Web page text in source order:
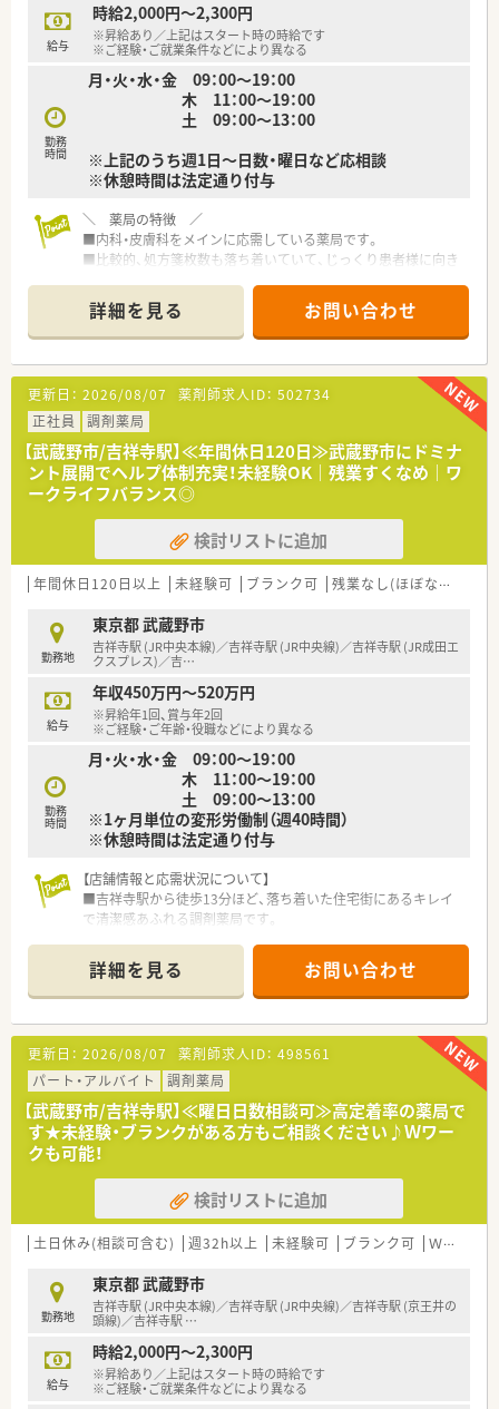
【こんな方にオススメ】
■高度な薬学知識を身につけたい方や、多くの症例を経験して薬
剤師としてのキャリアを磨きたい方に最適です。
■残業を抑えつつも高年収を目指したい方にとって、年間休日
120日という好条件は非常に魅力的な環境です。
■ノルマに追われることなく、患者様一人ひとりと丁寧に向き合
給与
時給2,000円～2,300円
※昇給あり／上記はスタート時の時給です
※ご経験・ご就業条件などにより異なる
勤務
時間
月・火・水・金 09：00～19：00
木 11：00～19：00
土 09：00～13：00
※上記のうち週1日～日数・曜日など応相談
※休憩時間は法定通り付与
＼ 薬局の特徴 ／
■内科・皮膚科をメインに応需している薬局です。
■比較的、処方箋枚数も落ち着いていて、じっくり患者様に向き
＼ 企業の特徴 ／
■東京都武蔵野市の人気エリアを中心に、11店舗の調剤薬局を
ドミナント展開しています。
■店内も明るくキレイな薬局です。
■社員の平均勤続年数は15年以上！
安定して長く仕事を続けられる薬局です。
■認知症カフェや地域活動も積極的に実施されています。
■従業員の男女比は3:7
■ドミナント展開をしているためヘルプ体制も充実していま
す。
長期休暇を取得されて旅行に行く人もいらっしゃいます。
■全店舗、基準調剤算定施設になっており、ワンランク上の薬剤
師の仕事ができます。
■どの店舗も最新設備を積極的に導入し、薬剤師が安心して勤務
■調剤未経験の方もご相談可能です。
＼ どの店舗も雰囲気◎ ／
■平均年齢は30代半ばと、若手が中心となり幅広い年代の方が
活躍しています。
■人間関係の良さが自慢で、他店舗の人とも仲が良く協力体制は
整っておりますよ。
■調剤未経験者の方でもしっかりと教えて頂けるので、意欲のあ
る人は大歓迎です。
＼ 店舗配属について ／
■配属店舗については適正や通勤距離を考慮して決定となりま
詳細を見る お問い合わせ
更新日： 2026/08/07 薬剤師求人ID： 502734
正社員
調剤薬局
【武蔵野市/吉祥寺駅】≪年間休日120日≫武蔵野市にドミナ
ント展開でヘルプ体制充実！未経験OK｜残業すくなめ｜ワ
ークライフバランス◎
検討リストに追加
年間休日120日以上 未経験可 ブランク可 残業なし(ほぼなし含む)
勤務地
東京都 武蔵野市
吉祥寺駅 (JR中央本線)／吉祥寺駅 (JR中央線)／吉祥寺駅 (JR成田エ
クスプレス)／吉…
給与
年収450万円～520万円
※昇給年1回、賞与年2回
※ご経験・ご年齢・役職などにより異なる
勤務
時間
月・火・水・金 09：00～19：00
木 11：00～19：00
土 09：00～13：00
※1ヶ月単位の変形労働制（週40時間）
※休憩時間は法定通り付与
【店舗情報と応需状況について】
■吉祥寺駅から徒歩13分ほど、落ち着いた住宅街にあるキレイ
で清潔感あふれる調剤薬局です。
ど応需し、地域医療を支えています。
■常勤薬剤師4名とパート3名の手厚い人員体制で、患者様一人
ひとりと丁寧に向き合える環境です。
【募集背景と求める人物像について】
■体制強化に伴う欠員補充の募集で、経験よりも誠実さや人柄を
重視した採用を行っています。
■調剤未経験の方やブランクのある方も歓迎しており、素直な姿
勢で業務に取り組める方を求めます。
■チームワークを大切にし、他のスタッフと協調しながら明るく
勤務できる方を歓迎しています。
【法人特徴について】
■吉祥寺エリアに特化したドミナント展開を行っており、転居を
伴う異動がないため腰を据えられます。
基盤のもとで安心して長く働けます。
■全店舗が基準調剤加算の算定施設となっており、質の高い医療
サービスを提供している法人です。
【職場環境と雰囲気】
■平均年齢は30代半ばで若手が中心となって活躍しており、明
るく活気のある職場環境です。
詳細を見る お問い合わせ
更新日： 2026/08/07 薬剤師求人ID： 498561
パート・アルバイト
調剤薬局
【武蔵野市/吉祥寺駅】≪曜日日数相談可≫高定着率の薬局で
す★未経験・ブランクがある方もご相談ください♪Ｗワー
クも可能！
検討リストに追加
土日休み(相談可含む) 週32h以上 未経験可 ブランク可 Ｗワーク可
勤務地
東京都 武蔵野市
吉祥寺駅 (JR中央本線)／吉祥寺駅 (JR中央線)／吉祥寺駅 (京王井の
頭線)／吉祥寺駅 …
給与
時給2,000円～2,300円
※昇給あり／上記はスタート時の時給です
※ご経験・ご就業条件などにより異なる